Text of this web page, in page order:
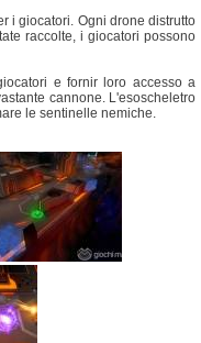
i giocatori. Ogni drone distrutto
raccolte, i giocatori possono
e fornir loro accesso a
cannone. L'esoscheletro
le sentinelle nemiche.